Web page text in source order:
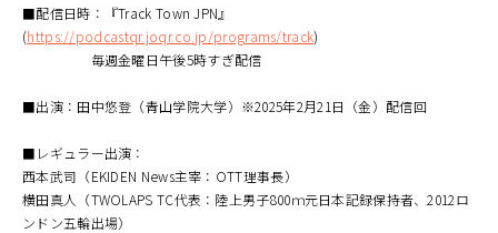
■配信日時：『Track Town JPN』
(https://podcastqr.joqr.co.jp/programs/track)
毎週金曜日午後5時すぎ配信
■出演：田中悠登（青山学院大学）※2025年2月21日（金）配信回
■レギュラー出演：
西本武司（EKIDEN News主宰：OTT理事長）
横田真人（TWOLAPS TC代表：陸上男子800ｍ元日本記録保持者、2012ロ
ンドン五輪出場）